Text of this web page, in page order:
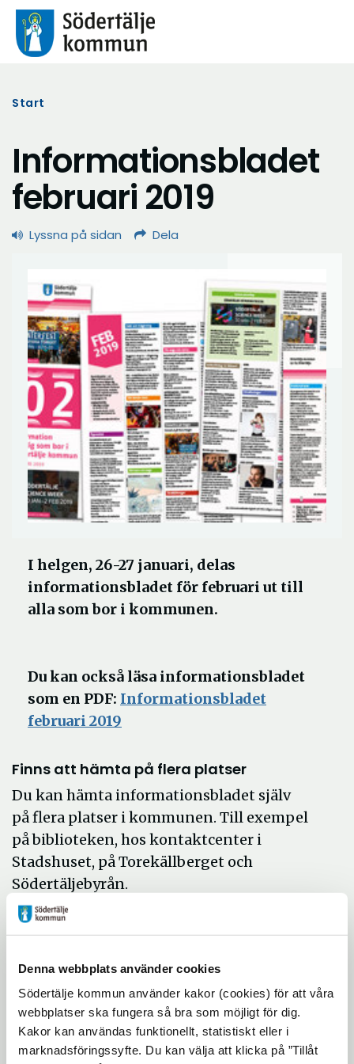
Denna webbplats använder cookies
Södertälje kommun använder kakor (cookies) för att våra
webbplatser ska fungera så bra som möjligt för dig.
Kakor kan användas funktionellt, statistiskt eller i
marknadsföringssyfte. Du kan välja att klicka på ”Tillåt
Start
Informationsbladet
februari 2019
Lyssna på sidan Dela
I helgen, 26-27 januari, delas
informationsbladet för februari ut till
alla som bor i kommunen.
Du kan också läsa informationsbladet
som en PDF: Informationsbladet
februari 2019
nytt
fönster
Finns att hämta på flera platser
Du kan hämta informationsbladet själv
på flera platser i kommunen. Till exempel
på biblioteken, hos kontaktcenter i
Stadshuset, på Torekällberget och
Södertäljebyrån.
I det här numret får du bland annat
tips om:
Vinterfest på Stora Torget 14
februari
Södertäljes vetenskapsvecka 30
januari - 2 februari